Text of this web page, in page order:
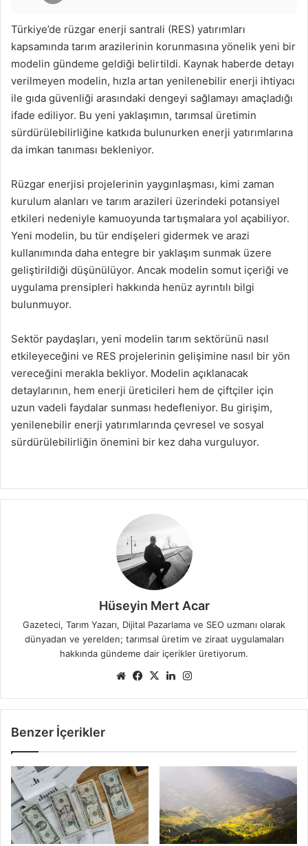
Türkiye’de rüzgar enerji santrali (RES) yatırımları
kapsamında tarım arazilerinin korunmasına yönelik yeni bir
modelin gündeme geldiği belirtildi. Kaynak haberde detayı
verilmeyen modelin, hızla artan yenilenebilir enerji ihtiyacı
ile gıda güvenliği arasındaki dengeyi sağlamayı amaçladığı
ifade ediliyor. Bu yeni yaklaşımın, tarımsal üretimin
sürdürülebilirliğine katkıda bulunurken enerji yatırımlarına
da imkan tanıması bekleniyor.
Rüzgar enerjisi projelerinin yaygınlaşması, kimi zaman
kurulum alanları ve tarım arazileri üzerindeki potansiyel
etkileri nedeniyle kamuoyunda tartışmalara yol açabiliyor.
Yeni modelin, bu tür endişeleri gidermek ve arazi
kullanımında daha entegre bir yaklaşım sunmak üzere
geliştirildiği düşünülüyor. Ancak modelin somut içeriği ve
uygulama prensipleri hakkında henüz ayrıntılı bilgi
bulunmuyor.
Sektör paydaşları, yeni modelin tarım sektörünü nasıl
etkileyeceğini ve RES projelerinin gelişimine nasıl bir yön
vereceğini merakla bekliyor. Modelin açıklanacak
detaylarının, hem enerji üreticileri hem de çiftçiler için
uzun vadeli faydalar sunması hedefleniyor. Bu girişim,
yenilenebilir enerji yatırımlarında çevresel ve sosyal
sürdürülebilirliğin önemini bir kez daha vurguluyor.
Hüseyin Mert Acar
Gazeteci, Tarım Yazarı, Dijital Pazarlama ve SEO uzmanı olarak
dünyadan ve yerelden; tarımsal üretim ve ziraat uygulamaları
hakkında gündeme dair içerikler üretiyorum.
Web Facebook
X LinkedIn
Benzer İçerikler